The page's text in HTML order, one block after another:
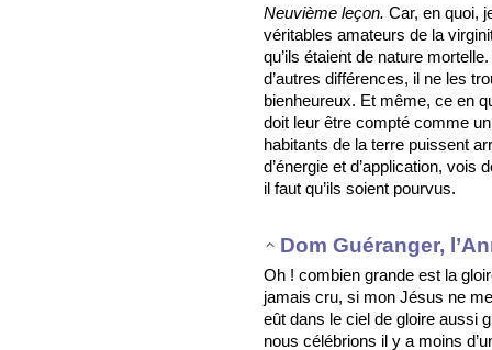
Neuvième leçon. Car, en quoi,
véritables amateurs de la
qu’ils étaient de nature
d’autres différences, il ne les
bienheureux. Et même, ce en
doit leur être compté comme
habitants de la terre puissent
d’énergie et d’application, vois
il faut qu’ils soient pourvus.
Dom Guéranger,
Oh ! combien grande est la
jamais cru, si mon Jésus ne
eût dans le ciel de gloire aussi
nous célébrions il y a moins